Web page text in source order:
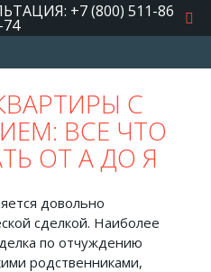
+7 (800) 511-86
-74
С
ВСЕ ЧТО
ОТ А ДО Я
довольно
сделкой. Наиболее
по отчуждению
родственниками,